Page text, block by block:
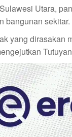
Utara,
bangunan
yang